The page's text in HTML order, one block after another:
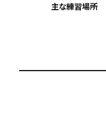
主な練習場所